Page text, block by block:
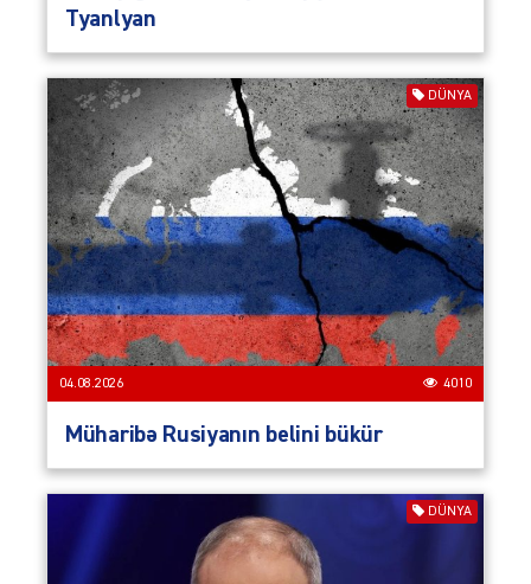
Tyanlyan
DÜNYA
04.08.2026 4010
Müharibə Rusiyanın belini bükür
DÜNYA